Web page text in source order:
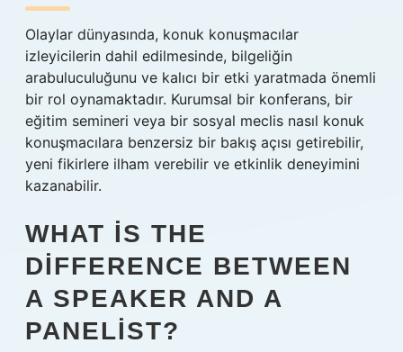
Olaylar dünyasında, konuk konuşmacılar
izleyicilerin dahil edilmesinde, bilgeliğin
arabuluculuğunu ve kalıcı bir etki yaratmada önemli
bir rol oynamaktadır. Kurumsal bir konferans, bir
eğitim semineri veya bir sosyal meclis nasıl konuk
konuşmacılara benzersiz bir bakış açısı getirebilir,
yeni fikirlere ilham verebilir ve etkinlik deneyimini
kazanabilir.
WHAT IS THE
DIFFERENCE BETWEEN
A SPEAKER AND A
PANELIST?